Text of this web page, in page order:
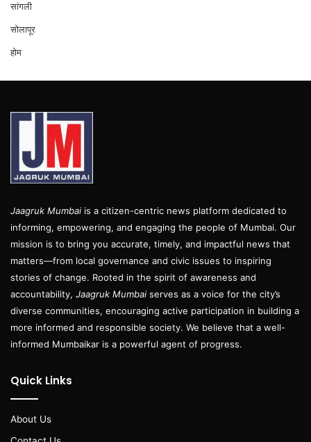
सांगली
सोलापूर
होम
Jaagruk Mumbai is a citizen-centric news platform dedicated to
informing, empowering, and engaging the people of Mumbai. Our
mission is to bring you accurate, timely, and impactful news that
matters—from local governance and civic issues to inspiring
stories of change. Rooted in the spirit of awareness and
accountability, Jaagruk Mumbai serves as a voice for the city’s
diverse communities, encouraging active participation in building a
more informed and responsible society. We believe that a well-
informed Mumbaikar is a powerful agent of progress.
Quick Links
About Us